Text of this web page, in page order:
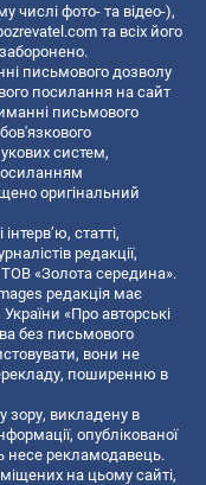
числі фото- та відео-),
та всіх його
письмового дозволу
посилання на сайт
письмового
систем,
оригінальний
статті,
редакції,
«Золота середина».
редакція має
«Про авторські
без письмового
вони не
поширенню в
зору, викладену в
опублікованої
несе рекламодавець.
на цьому сайті,